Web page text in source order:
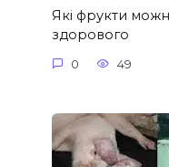
Які фрукти
здорового
0 49